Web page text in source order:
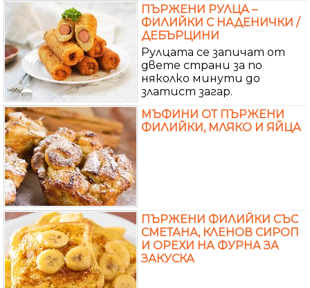
ПЪРЖЕНИ РУЛЦА –
ФИЛИЙКИ С НАДЕНИЧКИ /
ДЕБЪРЦИНИ
Рулцата се запичат от
двете страни за по
няколко минути до
златист загар.
МЪФИНИ ОТ ПЪРЖЕНИ
ФИЛИЙКИ, МЛЯКО И ЯЙЦА
ПЪРЖЕНИ ФИЛИЙКИ СЪС
СМЕТАНА, КЛЕНОВ СИРОП
И ОРЕХИ НА ФУРНА ЗА
ЗАКУСКА